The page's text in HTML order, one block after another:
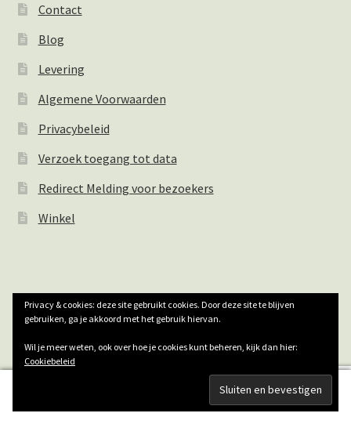
Contact
Blog
Levering
Algemene Voorwaarden
Privacybeleid
Verzoek toegang tot data
Redirect Melding voor bezoekers
Winkel
© Natuurlijk Houthandwerk 2026
0
Privacy & cookies: deze site gebruikt cookies. Door deze site te blijven
gebruiken, ga je akkoord met het gebruik hiervan.
Wil je meer weten, ook over hoe je cookies kunt beheren, kijk dan hier:
Cookiebeleid